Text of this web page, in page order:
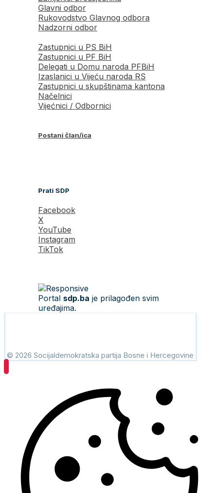
Glavni odbor
Rukovodstvo Glavnog odbora
Nadzorni odbor
Zastupnici u PS BiH
Zastupnici u PF BiH
Delegati u Domu naroda PFBiH
Izaslanici u Vijeću naroda RS
Zastupnici u skupštinama kantona
Načelnici
Vijećnici / Odbornici
Postani član/ica
Prati SDP
Facebook
X
YouTube
Instagram
TikTok
Portal sdp.ba je prilagođen svim
uređajima.
© 2026 Socijaldemokratska partija Bosne i Hercegovine